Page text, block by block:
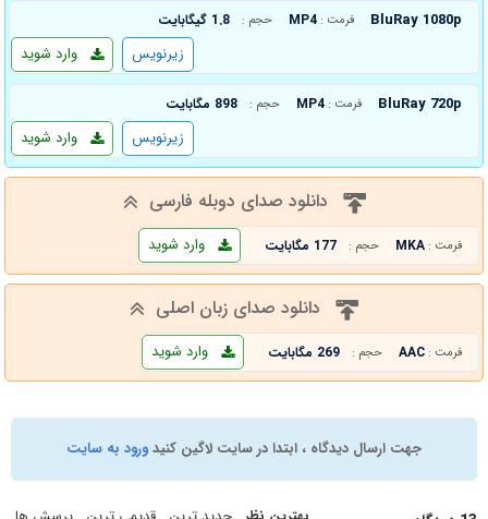
BluRay 1080p فرمت : MP4 حجم : 1.8 گیگابایت
وارد شوید زیرنویس
BluRay 720p فرمت : MP4 حجم : 898 مگابایت
وارد شوید زیرنویس
دانلود صدای دوبله فارسی
فرمت : MKA حجم : 177 مگابایت وارد شوید
دانلود صدای زبان اصلی
فرمت : AAC حجم : 269 مگابایت وارد شوید
جهت ارسال دیدگاه ، ابتدا در سایت لاگین کنیدورود به سایت